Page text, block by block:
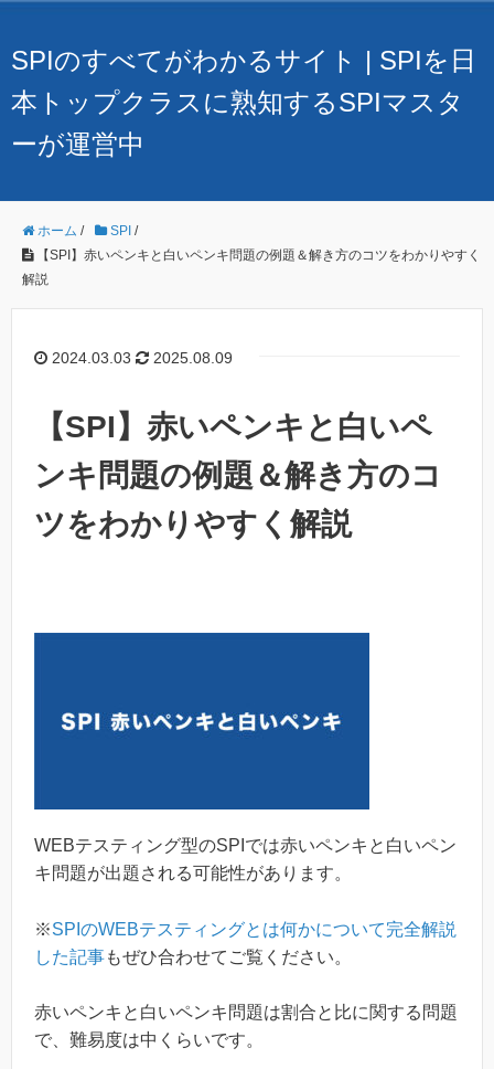
SPIのすべてがわかるサイト | SPIを日
本トップクラスに熟知するSPIマスタ
ーが運営中
ホーム / SPI /
【SPI】赤いペンキと白いペンキ問題の例題＆解き方のコツをわかりやすく
解説
2024.03.03 2025.08.09
【SPI】赤いペンキと白いペ
ンキ問題の例題＆解き方のコ
ツをわかりやすく解説
WEBテスティング型のSPIでは赤いペンキと白いペン
キ問題が出題される可能性があります。
※SPIのWEBテスティングとは何かについて完全解説
した記事もぜひ合わせてご覧ください。
赤いペンキと白いペンキ問題は割合と比に関する問題
で、難易度は中くらいです。